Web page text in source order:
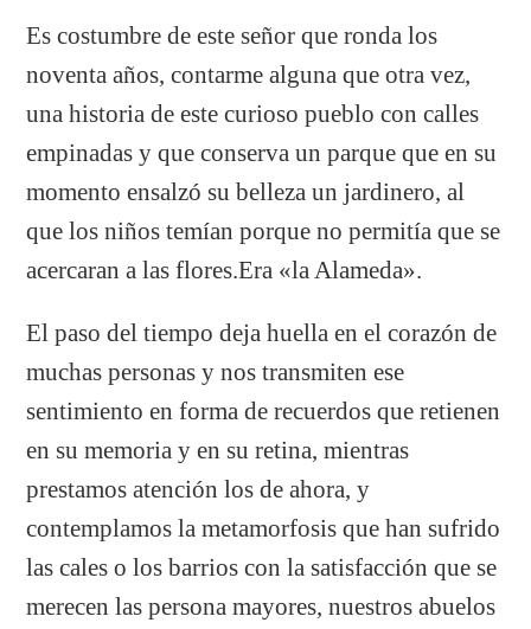
Es costumbre de este señor que ronda los
noventa años, contarme alguna que otra vez,
una historia de este curioso pueblo con calles
empinadas y que conserva un parque que en su
momento ensalzó su belleza un jardinero, al
que los niños temían porque no permitía que se
acercaran a las flores.Era «la Alameda».
El paso del tiempo deja huella en el corazón de
muchas personas y nos transmiten ese
sentimiento en forma de recuerdos que retienen
en su memoria y en su retina, mientras
prestamos atención los de ahora, y
contemplamos la metamorfosis que han sufrido
las cales o los barrios con la satisfacción que se
merecen las persona mayores, nuestros abuelos